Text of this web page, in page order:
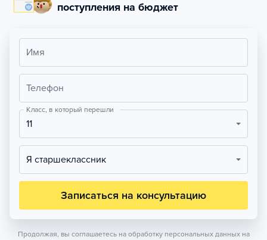
поступления на бюджет
Имя
Телефон
Класс, в который перешли
11
Я старшеклассник
Записаться на консультацию
Продолжая, вы соглашаетесь на обработку персональных данных на